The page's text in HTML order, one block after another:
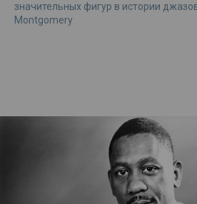
значительных фигур в истории
Montgomery